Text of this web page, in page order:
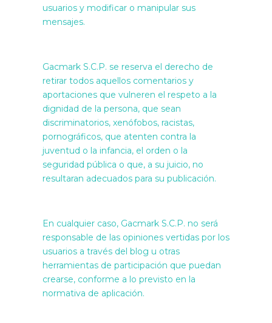
usuarios y modificar o manipular sus
mensajes.
Gacmark S.C.P. se reserva el derecho de
retirar todos aquellos comentarios y
aportaciones que vulneren el respeto a la
dignidad de la persona, que sean
discriminatorios, xenófobos, racistas,
pornográficos, que atenten contra la
juventud o la infancia, el orden o la
seguridad pública o que, a su juicio, no
resultaran adecuados para su publicación.
En cualquier caso, Gacmark S.C.P. no será
responsable de las opiniones vertidas por los
usuarios a través del blog u otras
herramientas de participación que puedan
crearse, conforme a lo previsto en la
normativa de aplicación.